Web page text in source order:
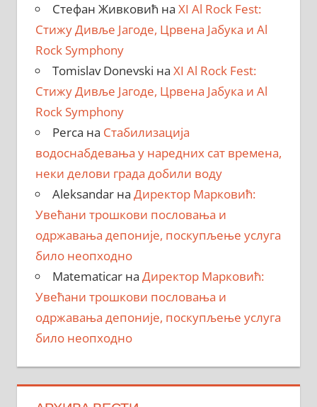
Стефан Живковић на XI Al Rock Fest:
Стижу Дивље Јагоде, Црвена Јабука и Al
Rock Symphony
Tomislav Donevski на XI Al Rock Fest:
Стижу Дивље Јагоде, Црвена Јабука и Al
Rock Symphony
Perca на Стабилизација
водоснабдевања у наредних сат времена,
неки делови града добили воду
Aleksandarна Директор Марковић:
Увећани трошкови пословања и
одржавања депоније, поскупљење услуга
било неопходно
Matematicarна Директор Марковић:
Увећани трошкови пословања и
одржавања депоније, поскупљење услуга
било неопходно